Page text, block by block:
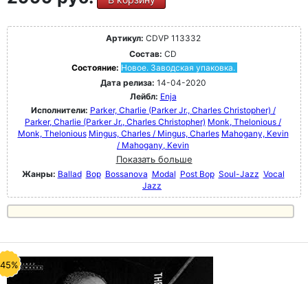
Артикул: CDVP 113332
Состав: CD
Состояние: Новое. Заводская упаковка.
Дата релиза: 14-04-2020
Лейбл: Enja
Исполнители: Parker, Charlie (Parker Jr., Charles Christopher) /
Parker, Charlie (Parker Jr., Charles Christopher) Monk, Thelonious /
Monk, Thelonious Mingus, Charles / Mingus, Charles Mahogany, Kevin
/ Mahogany, Kevin
Показать больше
Жанры: Ballad Bop Bossanova Modal Post Bop Soul-Jazz Vocal
Jazz